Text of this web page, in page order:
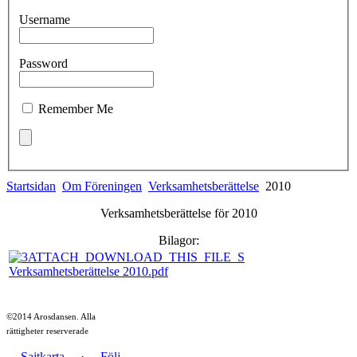
Username
Password
Remember Me
Startsidan Om Föreningen Verksamhetsberättelse 2010
Verksamhetsberättelse för 2010
Bilagor:
Verksamhetsberättelse 2010.pdf
©2014 Arosdansen. Alla
rättigheter reserverade